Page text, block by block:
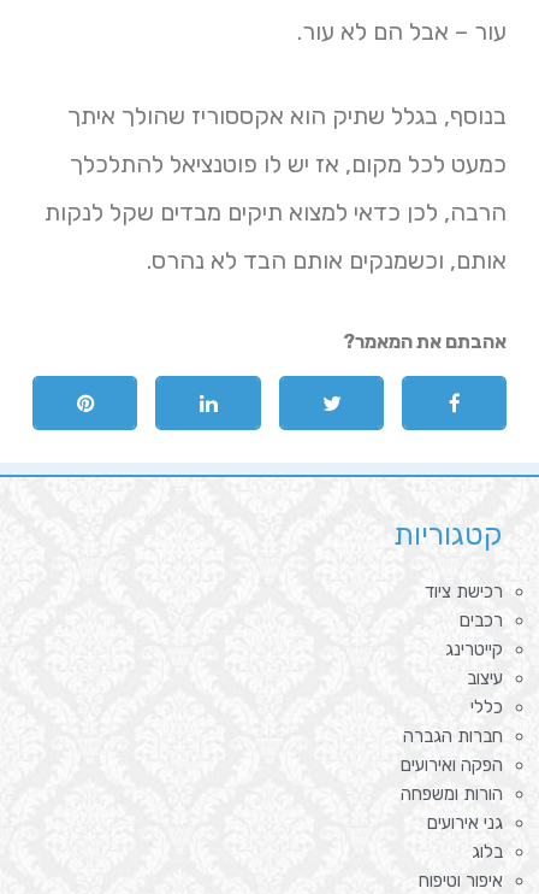
עור – אבל הם לא עור.
בנוסף, בגלל שתיק הוא אקססוריז שהולך איתך
כמעט לכל מקום, אז יש לו פוטנציאל להתלכלך
הרבה, לכן כדאי למצוא תיקים מבדים שקל לנקות
אותם, וכשמנקים אותם הבד לא נהרס.
אהבתם את המאמר?
קטגוריות
רכישת ציוד
רכבים
קייטרינג
עיצוב
כללי
חברות הגברה
הפקה ואירועים
הורות ומשפחה
גני אירועים
בלוג
איפור וטיפוח